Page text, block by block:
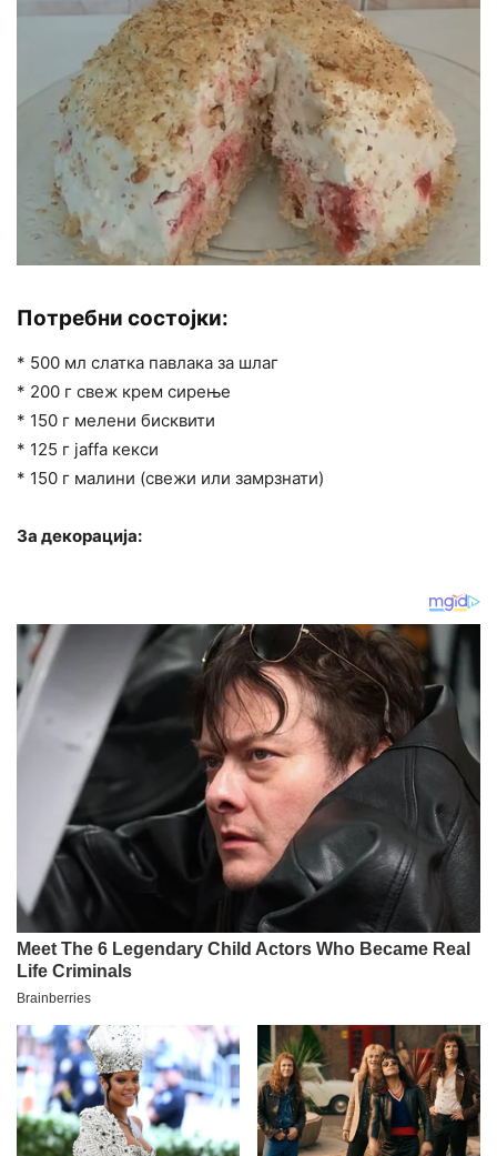
Потребни состојки:
* 500 мл слатка павлака за шлаг
* 200 г свеж крем сирење
* 150 г мелени бисквити
* 125 г јaffa кекси
* 150 г малини (свежи или замрзнати)
За декорација: